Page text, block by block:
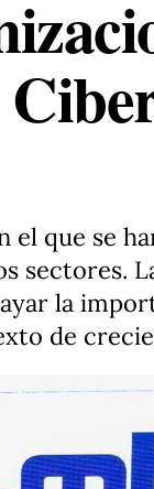
que se
sectores.
la
de